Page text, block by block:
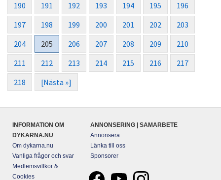
190
191 192 193 194 195
196
197
198 199 200 201 202
203
204
205 206 207 208 209
210
211
212 213 214 215 216
217
218
[Nästa »]
INFORMATION OM
DYKARNA.NU
Om dykarna.nu
Vanliga frågor och svar
Medlemsvillkor &
Cookies
ANNONSERING | SAMARBETE
Annonsera
Länka till oss
Sponsorer